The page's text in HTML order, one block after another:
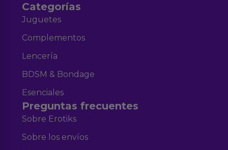
Categorías
Juguetes
Complementos
Lencería
BDSM & Bondage
Esenciales
Preguntas frecuentes
Sobre Erotiks
Sobre los envíos